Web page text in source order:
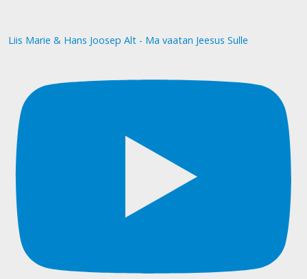
Liis Marie & Hans Joosep Alt - Ma vaatan Jeesus Sulle